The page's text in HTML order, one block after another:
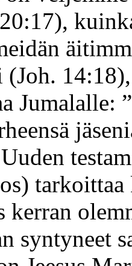
Jumalalle:
kerran
syntyneet